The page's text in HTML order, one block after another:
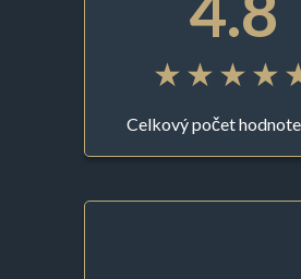
Celkový počet